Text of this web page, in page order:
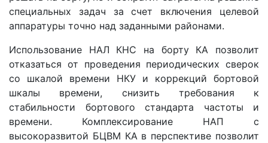
специальных задач за счет включения целевой
аппаратуры точно над заданными районами.
Использование НАЛ КНС на борту КА позволит
отказаться от проведения периодических сверок
со шкалой времени НКУ и коррекций бортовой
шкалы времени, снизить требования к
стабильности бортового стандарта частоты и
времени. Комплексирование НАП с
высокоразвитой БЦВМ КА в перспективе позволит